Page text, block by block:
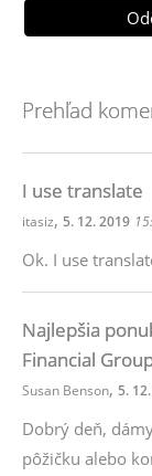
Prehľad
I use translate
itasiz, 5. 12. 2019
Ok. I use
Najlepšia
Financial
Susan Benson, 5.
Dobrý deň,
pôžičku alebo